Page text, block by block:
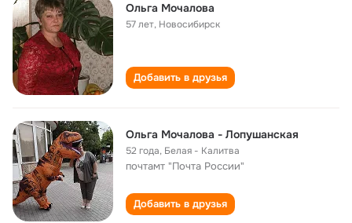
Ольга Мочалова
57 лет, Новосибирск
Добавить в друзья
Ольга Мочалова - Лопушанская
52 года, Белая - Калитва
почтамт "Почта России"
Добавить в друзья